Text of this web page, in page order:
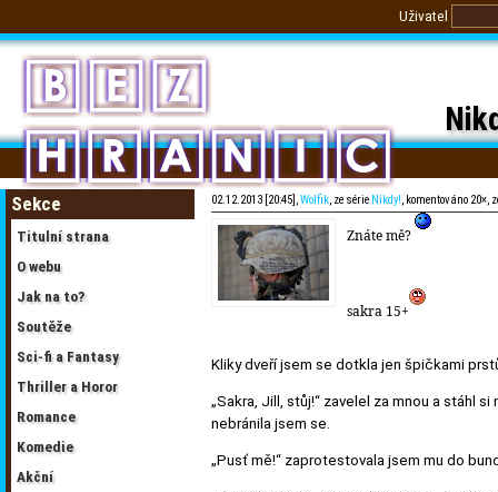
Uživatel
Sekce
Titulní strana
O webu
Jak na to?
Soutěže
Sci-fi a Fantasy
Thriller a Horor
Romance
Komedie
Akční
02.12.2013 [20:45],Wolfik, ze série Nikdy!, komentováno 20×,
Znáte mě?
sakra 15+
Kliky dveří jsem se dotkla jen špičkami
„Sakra, Jill, stůj!“ zavelel za mnou a stáhl
nebránila jsem se.
„Pusť mě!“ zaprotestovala jsem mu do